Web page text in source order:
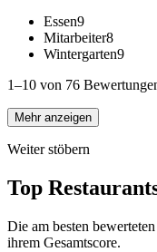
Essen9
Mitarbeiter8
Wintergarten9
1–10 von 76
Mehr anzeigen
Weiter stöbern
Top
Die am besten
ihrem Gesamtscore.